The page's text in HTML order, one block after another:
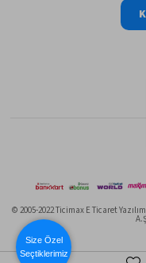
© 2005-2022 Ticimax E Ticaret
Size Özel
Seçtiklerimiz